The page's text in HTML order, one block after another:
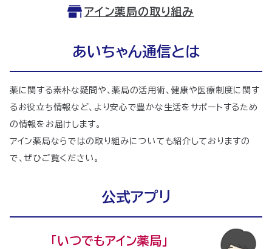
アイン薬局の取り組み
あいちゃん通信とは
薬に関する素朴な疑問や、薬局の活用術、健康や医療制度に関す
るお役立ち情報など、より安心で豊かな生活をサポートするため
の情報をお届けします。
アイン薬局ならではの取り組みについても紹介しておりますの
で、ぜひご覧ください。
公式アプリ
｢いつでもアイン薬局｣